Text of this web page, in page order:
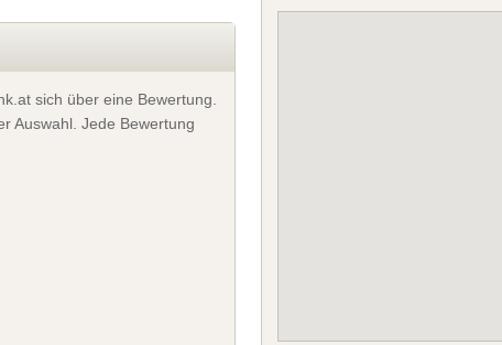
sich über eine Bewertung.
Auswahl. Jede Bewertung